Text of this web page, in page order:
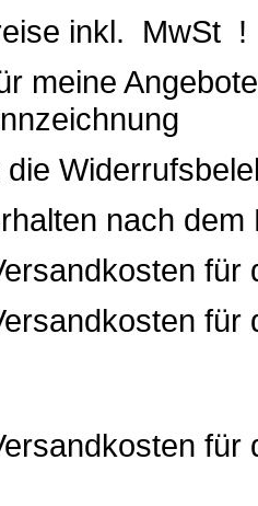
inkl. MwSt !
Angebote
nach dem
für
für
für